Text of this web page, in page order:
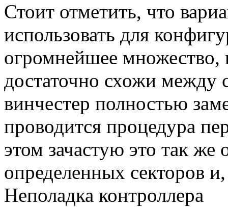
Стоит отметить, что
использовать для
огромнейшее множество,
достаточно схожи между
винчестер полностью
проводится процедура
этом зачастую это так же
определенных секторов
Неполадка контроллера